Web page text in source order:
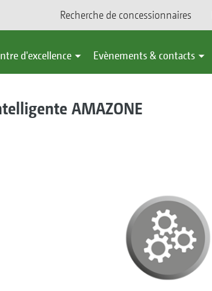
Recherche de concessionnaires
d'excellence Evènements & contacts
AMAZONE